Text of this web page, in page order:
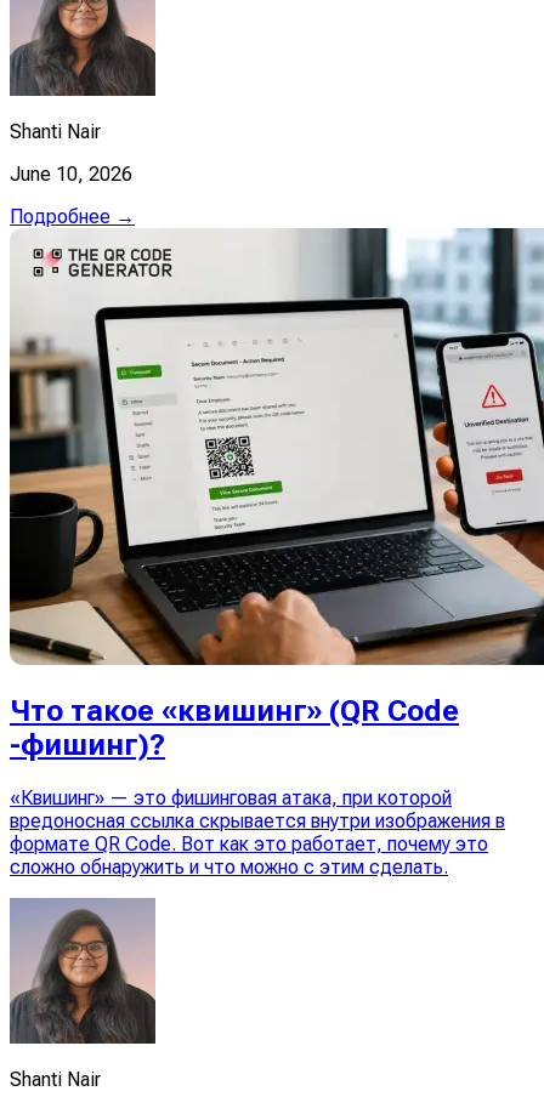
Shanti Nair
June 10, 2026
Подробнее →
Что такое «квишинг» (QR Code
-фишинг)?
«Квишинг» — это фишинговая атака, при которой
вредоносная ссылка скрывается внутри изображения в
формате QR Code. Вот как это работает, почему это
сложно обнаружить и что можно с этим сделать.
Shanti Nair